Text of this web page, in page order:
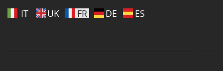
IT UK FR DE ES